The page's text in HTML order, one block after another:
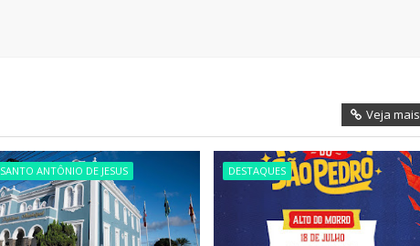
Veja mais
SANTO ANTÔNIO DE JESUS DESTAQUES